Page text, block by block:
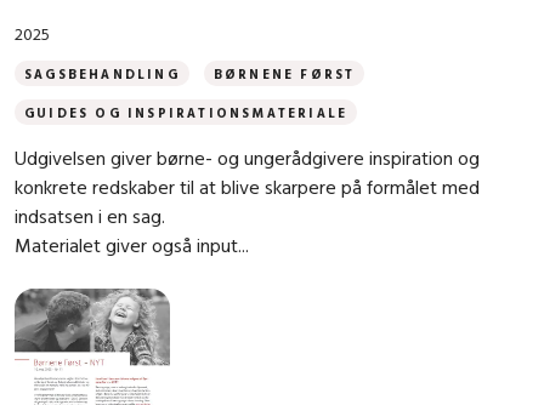
2025
SAGSBEHANDLING BØRNENE FØRST
GUIDES OG INSPIRATIONSMATERIALE
Udgivelsen giver børne- og ungerådgivere inspiration og
konkrete redskaber til at blive skarpere på formålet med
indsatsen i en sag.
Materialet giver også input...